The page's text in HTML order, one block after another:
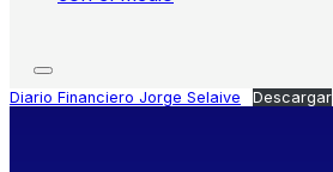
Diario Financiero Jorge Selaive Descargar